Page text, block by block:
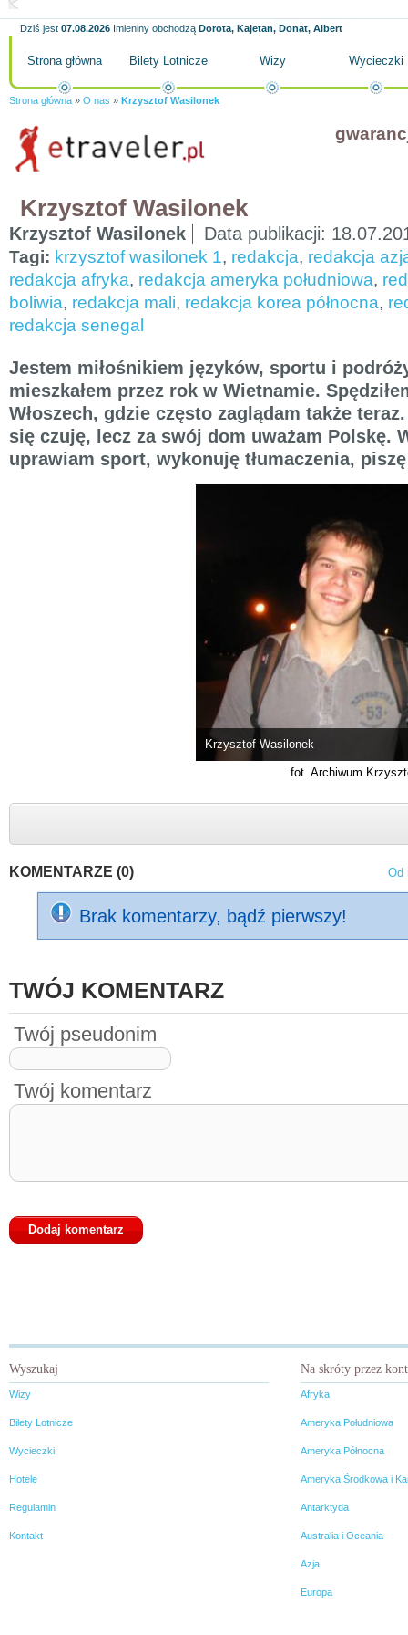
Dziś jest 07.08.2026 Imieniny obchodzą Dorota, Kajetan, Donat, Albert
Strona główna Bilety Lotnicze Wizy Wycieczki
Strona główna » O nas » Krzysztof Wasilonek
Krzysztof Wasilonek
Krzysztof Wasilonek Data publikacji:
Tagi: krzysztof wasilonek 1, redakcja, redakcja
redakcja afryka, redakcja ameryka południowa,
boliwia, redakcja mali, redakcja korea północna,
redakcja senegal
Jestem miłośnikiem języków, sportu i
mieszkałem przez rok w Wietnamie.
Włoszech, gdzie często zaglądam także
się czuję, lecz za swój dom uważam Polskę.
uprawiam sport, wykonuję tłumaczenia,
Krzysztof Wasilonek
fot. Archiwum
KOMENTARZE (0) Od
Brak komentarzy, bądź pierwszy!
TWÓJ KOMENTARZ
Twój pseudonim
Twój komentarz
Wyszukaj
Wizy
Bilety Lotnicze
Wycieczki
Hotele
Regulamin
Kontakt
Na skróty przez
Afryka
Ameryka Południowa
Ameryka Północna
Ameryka Środkowa i
Antarktyda
Australia i Oceania
Azja
Europa